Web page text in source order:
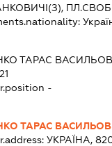
ТАРАС
-
ТАРАС
УКРАЇНА,